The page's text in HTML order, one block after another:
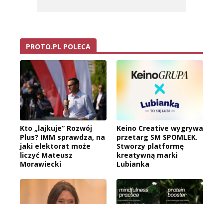
PROTO.PL POLECA
Kto „lajkuje” Rozwój
Plus? IMM sprawdza, na
jaki elektorat może
liczyć Mateusz
Morawiecki
Keino Creative wygrywa
przetarg SM SPOMLEK.
Stworzy platformę
kreatywną marki
Lubianka